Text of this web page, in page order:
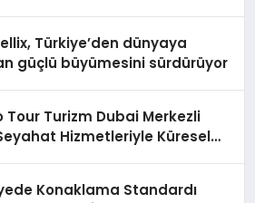
Türkiye’den dünyaya
güçlü büyümesini sürdürüyor
Tour Turizm Dubai Merkezli
Hizmetleriyle Küresel
Konaklama Standardı